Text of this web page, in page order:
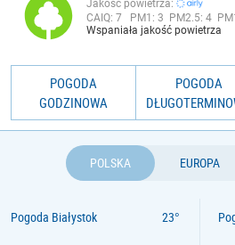
Jakość powietrza:
CAIQ: 7 PM1: 3 PM2.5: 4
Wspaniała jakość powietrza
POGODA
GODZINOWA
POGODA
POLSKA EUROPA
Pogoda Białystok